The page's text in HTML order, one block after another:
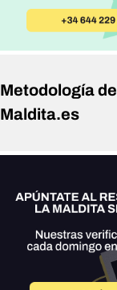
Metodología de
Maldita.es